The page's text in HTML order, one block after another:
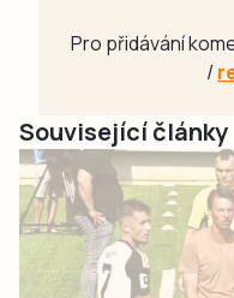
Pro přidávání
/
Související články